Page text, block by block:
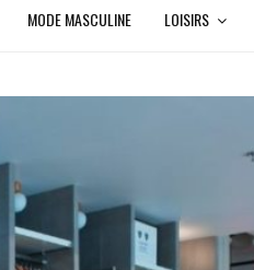
MODE MASCULINE LOISIRS